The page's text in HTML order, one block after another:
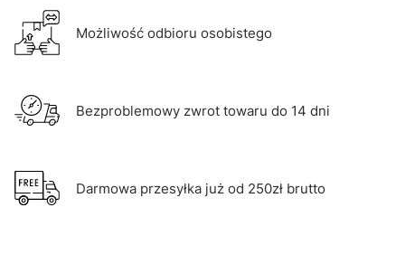
Możliwość odbioru osobistego
Bezproblemowy zwrot towaru do 14 dni
Darmowa przesyłka już od 250zł brutto